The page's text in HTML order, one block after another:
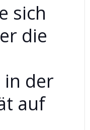
sich
die
in der
auf